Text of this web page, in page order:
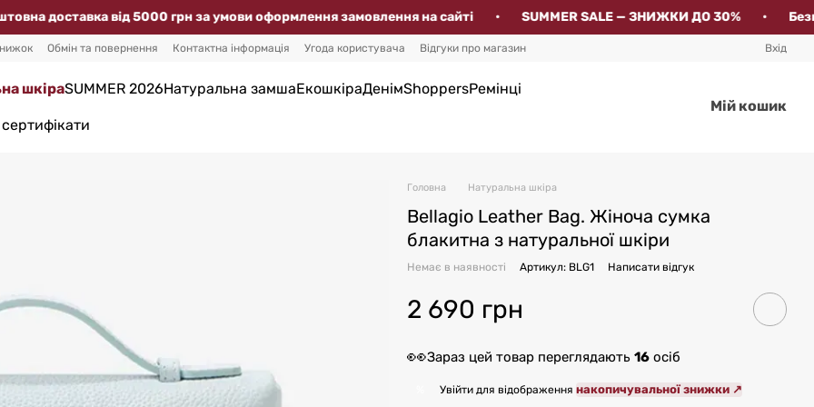
доставка від 5000 грн за умови оформлення замовлення на сайті • SUMMER SALE — ЗНИЖКИ ДО 30% •
Обмін та повернення Контактна інформація Угода користувача Відгуки про магазин Вхід
шкіраSUMMER 2026Натуральна замшаЕкошкіраДенімShoppersРемінці
Мій кошик
Головна Натуральна шкіра
Bellagio Leather Bag. Жіноча сумка
блакитна з натуральної шкіри
Немає в наявності Артикул: BLG1 Написати відгук
2 690 грн
👀Зараз цей товар переглядають 16 осіб
Увійти для відображення накопичувальної знижки ↗